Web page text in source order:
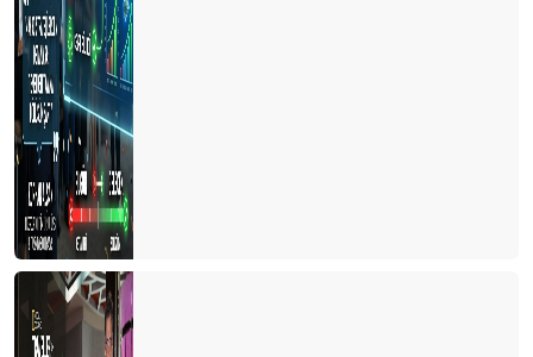
TURİZM BAKANI İLE TOPLANDIK
LÜKS RESTORAN KORKUSU NEDİR BİLİR MİSİNİZ..?
BOŞ BAKKAL…
AYASOFYA PAZAR GÜNLERi DE ORTODOKS HRiSTiYANLARIN
iBADETiNE AÇILIR MI?
Oteller umulandan erken açıldı. Ne diyeceksiniz?
Bakan; "Her şey dahil sistemi devam edecek, ancak yiyecekleri
biz almayacağız, aşçılar verecek"
COVID-19 SONRASI TURİZMDE ÇÖZÜM-1 "YAZLIKLAR"